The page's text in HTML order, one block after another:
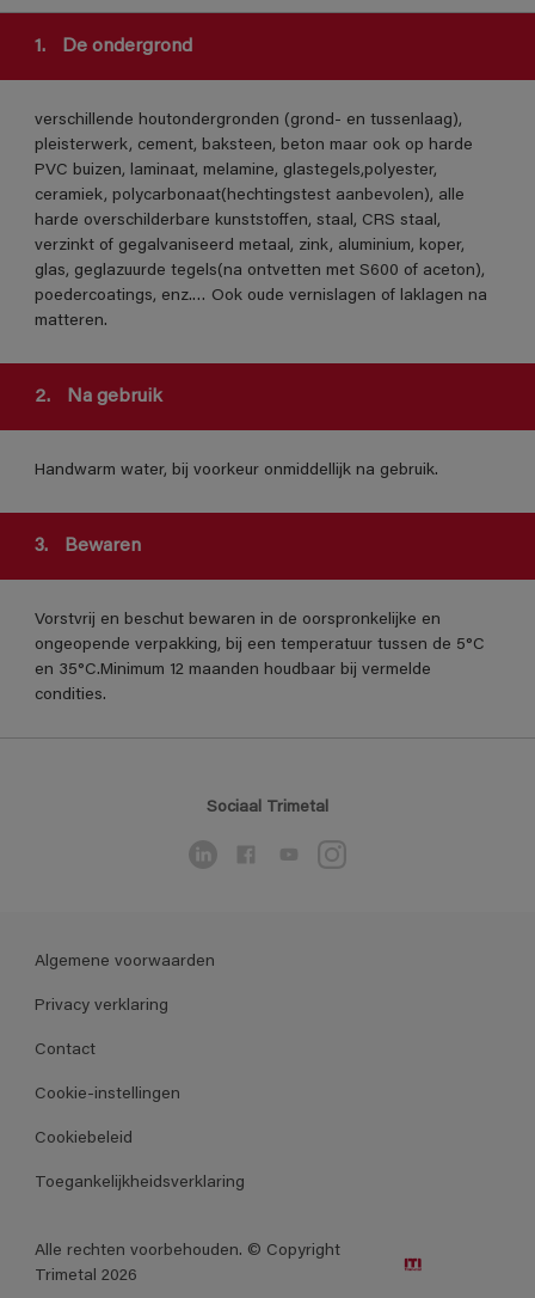
1. De ondergrond
verschillende houtondergronden (grond- en tussenlaag),
pleisterwerk, cement, baksteen, beton maar ook op harde
PVC buizen, laminaat, melamine, glastegels,polyester,
ceramiek, polycarbonaat(hechtingstest aanbevolen), alle
harde overschilderbare kunststoffen, staal, CRS staal,
verzinkt of gegalvaniseerd metaal, zink, aluminium, koper,
glas, geglazuurde tegels(na ontvetten met S600 of aceton),
poedercoatings, enz.… Ook oude vernislagen of laklagen na
matteren.
2. Na gebruik
Handwarm water, bij voorkeur onmiddellijk na gebruik.
3. Bewaren
Vorstvrij en beschut bewaren in de oorspronkelijke en
ongeopende verpakking, bij een temperatuur tussen de 5°C
en 35°C.Minimum 12 maanden houdbaar bij vermelde
condities.
Sociaal Trimetal
Algemene voorwaarden
Privacy verklaring
Contact
Cookie-instellingen
Cookiebeleid
Toegankelijkheidsverklaring
Alle rechten voorbehouden. © Copyright
Trimetal 2026